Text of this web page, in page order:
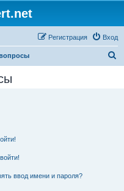
Вход
Регистрация
ввод имени и пароля?